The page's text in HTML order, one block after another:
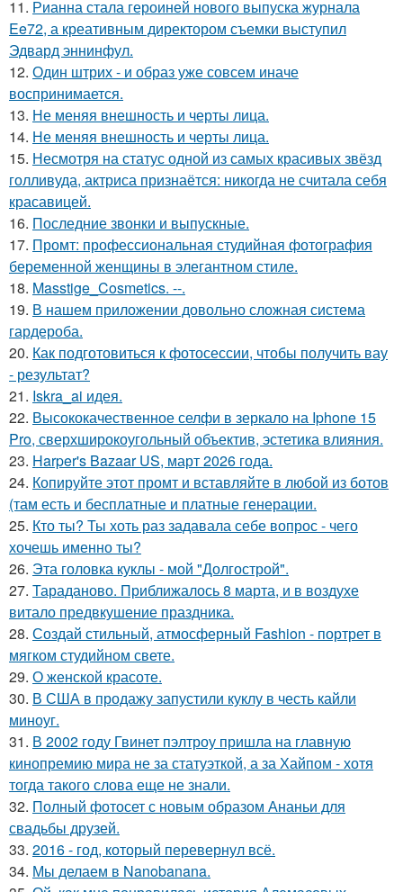
11. Рианна стала героиней нового выпуска журнала
Ee72, а креативным директором съемки выступил
Эдвард эннинфул.
12. Один штрих - и образ уже совсем иначе
воспринимается.
13. Не меняя внешность и черты лица.
14. Не меняя внешность и черты лица.
15. Несмотря на статус одной из самых красивых звёзд
голливуда, актриса признаётся: никогда не считала себя
красавицей.
16. Последние звонки и выпускные.
17. Промт: профессиональная студийная фотография
беременной женщины в элегантном стиле.
18. Masstige_Cosmetics. --.
19. В нашем приложении довольно сложная система
гардероба.
20. Как подготовиться к фотосессии, чтобы получить вау
- результат?
21. Iskra_ai идея.
22. Высококачественное селфи в зеркало на Iphone 15
Pro, сверхширокоугольный объектив, эстетика влияния.
23. Harper's Bazaar US, март 2026 года.
24. Копируйте этот промт и вставляйте в любой из ботов
(там есть и бесплатные и платные генерации.
25. Кто ты? Ты хоть раз задавала себе вопрос - чего
хочешь именно ты?
26. Эта головка куклы - мой "Долгострой".
27. Тараданово. Приближалось 8 марта, и в воздухе
витало предвкушение праздника.
28. Создай стильный, атмосферный Fashion - портрет в
мягком студийном свете.
29. О женской красоте.
30. В США в продажу запустили куклу в честь кайли
миноуг.
31. В 2002 году Гвинет пэлтроу пришла на главную
кинопремию мира не за статуэткой, а за Хайпом - хотя
тогда такого слова еще не знали.
32. Полный фотосет с новым образом Ананьи для
свадьбы друзей.
33. 2016 - год, который перевернул всё.
34. Мы делаем в Nanobanana.